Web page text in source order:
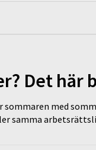
Det här
med
samma